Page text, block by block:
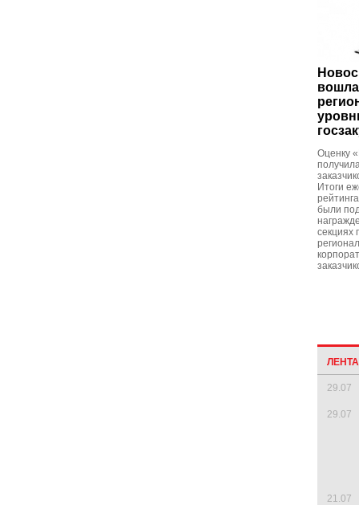
Оценку
Итоги
были
секциях
29.07
29.07
21.07